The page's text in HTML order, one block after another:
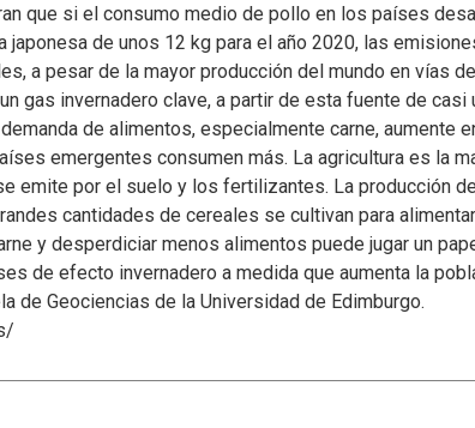
que si el consumo medio de pollo en los países
japonesa de unos 12 kg para el año 2020, las
a pesar de la mayor producción del mundo en vías
gas invernadero clave, a partir de esta fuente de casi
de alimentos, especialmente carne, aumente
emergentes consumen más. La agricultura es la
emite por el suelo y los fertilizantes. La producción
cantidades de cereales se cultivan para
y desperdiciar menos alimentos puede jugar un
de efecto invernadero a medida que aumenta la
de Geociencias de la Universidad de Edimburgo.